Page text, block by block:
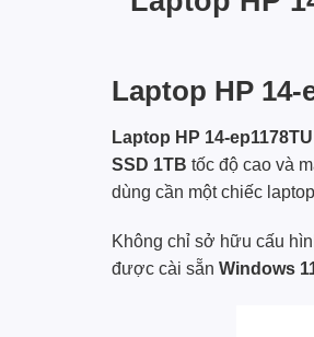
Laptop HP 14-
Laptop HP 14-
SSD 1TB tốc độ cao và
dùng cần một chiếc
Không chỉ sở hữu cấu
được cài sẵn Windows